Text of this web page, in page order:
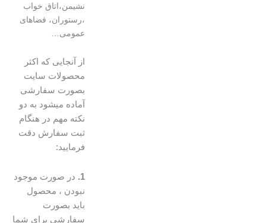
نشیمن،اتاق خواب
،رستوران، فضاهای
عمومی…
از آنجایی که اکثر
محصولات سایت
بصورت سفارشی
آماده میشود به دو
نکته مهم در هنگام
ثبت سفارش دقت
فرمایید:
در صورت موجود
نبودن ، محصول
باید بصورت
سفارشی برای شما